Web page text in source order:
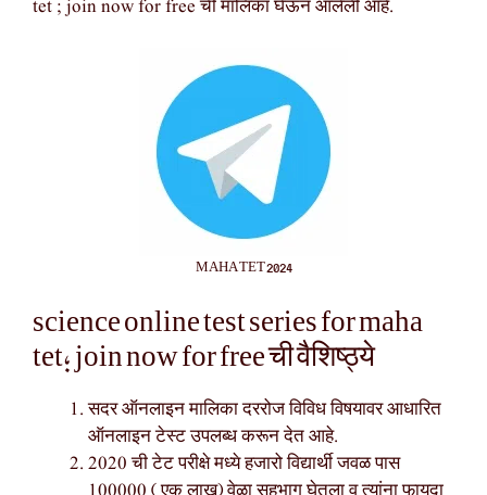
tet ; join now for free ची मालिका घेऊन आलेली आहे.
MAHA TET 2024
science online test series for maha
tet; join now for free ची वैशिष्ठ्ये
सदर ऑनलाइन मालिका दररोज विविध विषयावर आधारित
ऑनलाइन टेस्ट उपलब्ध करून देत आहे.
2020 ची टेट परीक्षे मध्ये हजारो विद्यार्थी जवळ पास